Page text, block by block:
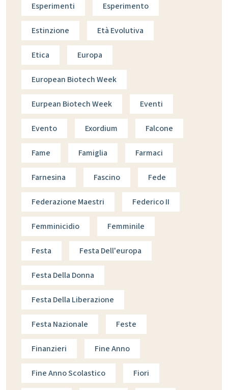
Esperimenti Esperimento
Estinzione Età Evolutiva
Etica Europa
European Biotech Week
Eurpean Biotech Week Eventi
Evento Exordium Falcone
Fame Famiglia Farmaci
Farnesina Fascino Fede
Federazione Maestri Federico II
Femminicidio Femminile
Festa Festa Dell'europa
Festa Della Donna
Festa Della Liberazione
Festa Nazionale Feste
Finanzieri Fine Anno
Fine Anno Scolastico Fiori